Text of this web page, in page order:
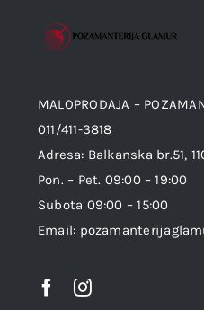
MALOPRODAJA –
011/411-3818
Adresa: Balkanska br.51,
Pon. – Pet. 09:00 – 19:00
Subota 09:00 – 15:00
Email: